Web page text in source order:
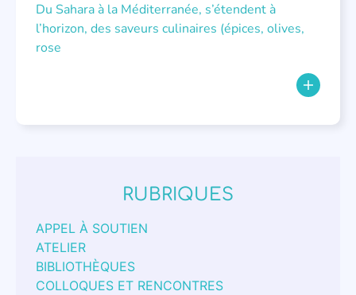
Du Sahara à la Méditerranée, s’étendent à
l’horizon, des saveurs culinaires (épices, olives,
rose
RUBRIQUES
APPEL À SOUTIEN
ATELIER
BIBLIOTHÈQUES
COLLOQUES ET RENCONTRES